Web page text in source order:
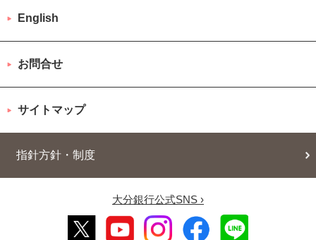
English
お問合せ
サイトマップ
指針方針・制度
大分銀行公式SNS ›